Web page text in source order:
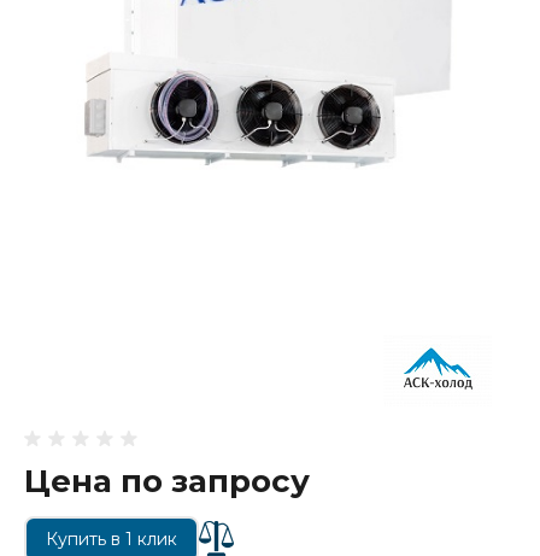
Цена по запросу
Купить в 1 клик